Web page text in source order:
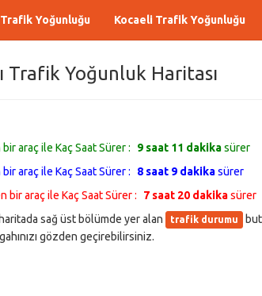
Yoğunluğu Kocaeli Trafik Yoğunluğu
Trafik Yoğunluk Haritası
araç ile Kaç Saat Sürer :
9 saat 11 dakikasürer
araç ile Kaç Saat Sürer :
8 saat 9 dakikasürer
bir araç ile Kaç Saat Sürer :
7 saat 20 dakikasürer
sağ üst bölümde yer alan
trafik durumu
gözden geçirebilirsiniz.